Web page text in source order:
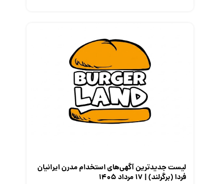
لیست جدیدترین آگهی‌های استخدام مدرن ایرانیان
فردا (برگرلند) | ۱۷ مرداد ۱۴۰۵